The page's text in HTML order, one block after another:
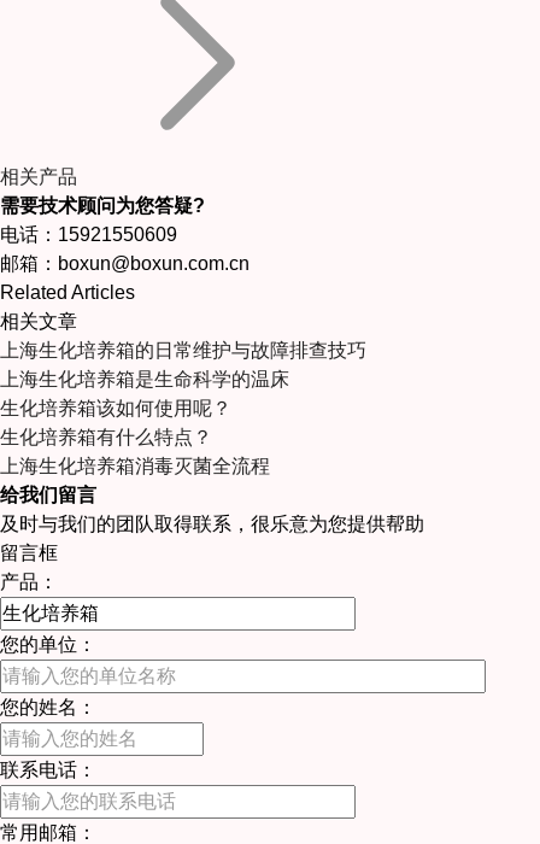
相关产品
需要技术顾问为您答疑?
电话：15921550609
邮箱：boxun@boxun.com.cn
Related Articles
相关文章
上海生化培养箱的日常维护与故障排查技巧
上海生化培养箱是生命科学的温床
生化培养箱该如何使用呢？
生化培养箱有什么特点？
上海生化培养箱消毒灭菌全流程
给我们留言
及时与我们的团队取得联系，很乐意为您提供帮助
留言框
产品：
您的单位：
您的姓名：
联系电话：
常用邮箱：